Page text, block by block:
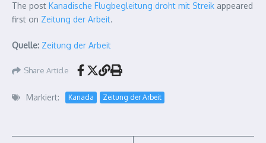
The post Kanadische Flugbegleitung droht mit Streik appeared
first on Zeitung der Arbeit.
Quelle: Zeitung der Arbeit
Share Article
Markiert: Kanada Zeitung der Arbeit